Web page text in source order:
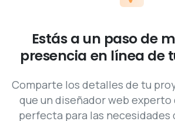
Estás a un paso de
presencia en línea de
Comparte los detalles de tu
perfecta para las necesidades